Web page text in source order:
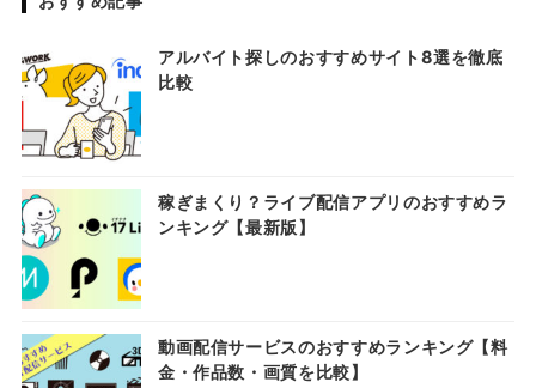
アルバイト探しのおすすめサイト8選を徹底
比較
稼ぎまくり？ライブ配信アプリのおすすめラ
ンキング【最新版】
動画配信サービスのおすすめランキング【料
金・作品数・画質を比較】